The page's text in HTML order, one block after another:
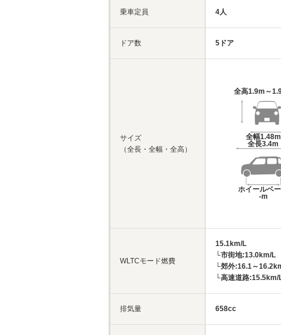
乗車定員
ドア数
サイズ
（全長・全幅・全高）
WLTCモード燃費
排気量
4人
5ドア
全高1.9m～
全幅1.48m
全長3.4m
ホイールベ
-m
15.1km/L
└市街地:13.0km/L
└郊外:16.1～
└高速道路:15.5km/
658cc